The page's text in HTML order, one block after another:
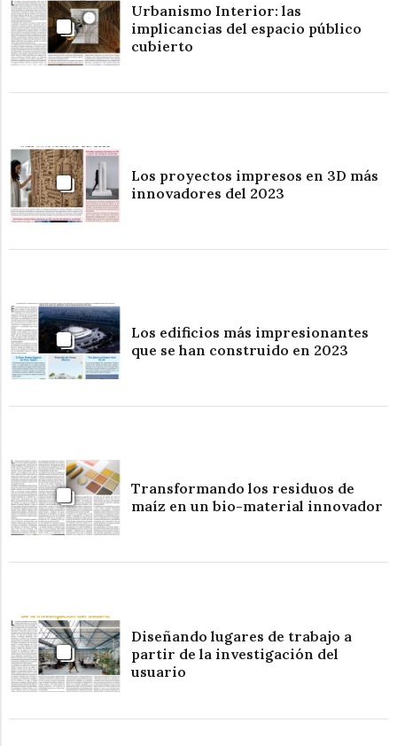
Urbanismo Interior: las
implicancias del espacio público
cubierto
Los proyectos impresos en 3D más
innovadores del 2023
Los edificios más impresionantes
que se han construido en 2023
Transformando los residuos de
maíz en un bio-material innovador
Diseñando lugares de trabajo a
partir de la investigación del
usuario